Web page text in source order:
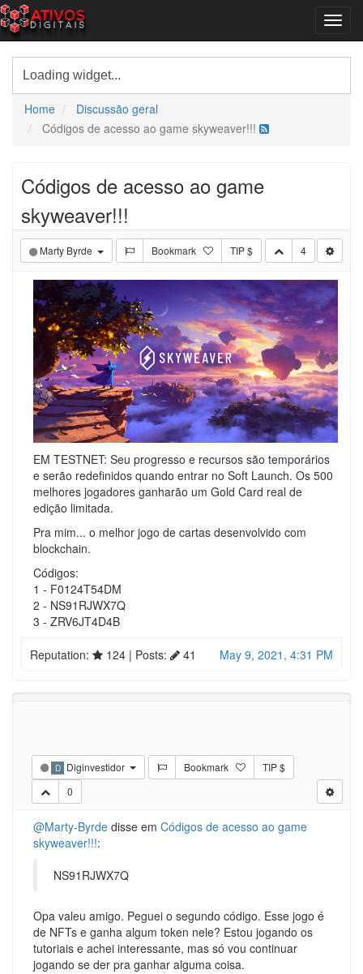
Home
Discussão geral
Códigos de acesso ao game skyweaver!!!
Códigos de acesso ao game
skyweaver!!!
Marty Byrde Bookmark TIP $ 4
EM TESTNET: Seu progresso e recursos são temporários
e serão redefinidos quando entrar no Soft Launch. Os 500
melhores jogadores ganharão um Gold Card real de
edição limitada.
Pra mim... o melhor jogo de cartas desenvolvido com
blockchain.
Códigos:
1 - F0124T54DM
2 - NS91RJWX7Q
3 - ZRV6JT4D4B
May 9, 2021, 4:31 PM
Reputation: 124 | Posts: 41
D Diginvestidor Bookmark
TIP $
0
@Marty-Byrde disse em Códigos de acesso ao game
skyweaver!!!:
NS91RJWX7Q
Opa valeu amigo. Peguei o segundo código. Esse jogo é
de NFTs e ganha algum token nele? Estou jogando os
tutoriais e achei interessante, mas só vou continuar
jogando se der pra ganhar alguma coisa.